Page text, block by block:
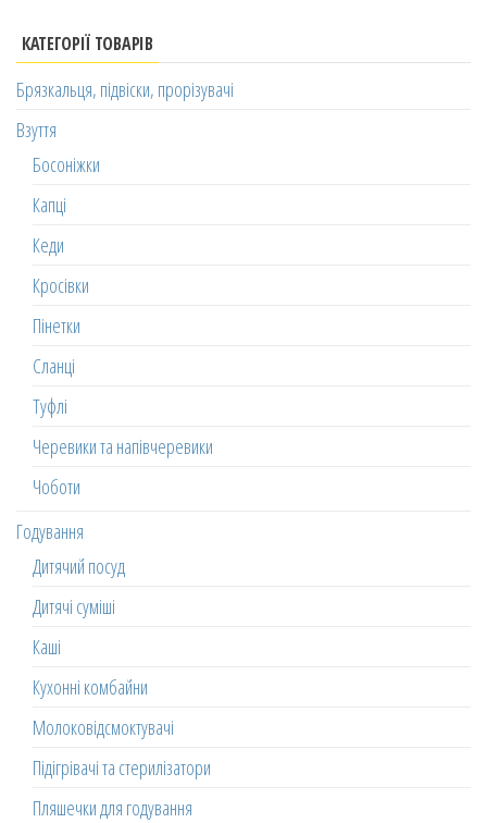
КАТЕГОРІЇ ТОВАРІВ
Брязкальця, підвіски, прорізувачі
Взуття
Босоніжки
Капці
Кеди
Кросівки
Пінетки
Сланці
Туфлі
Черевики та напівчеревики
Чоботи
Годування
Дитячий посуд
Дитячі суміші
Каші
Кухонні комбайни
Молоковідсмоктувачі
Підігрівачі та стерилізатори
Пляшечки для годування